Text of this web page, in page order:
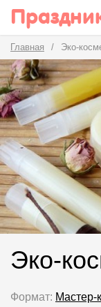
Главная Эко-
Эко-
Формат: Мастер-